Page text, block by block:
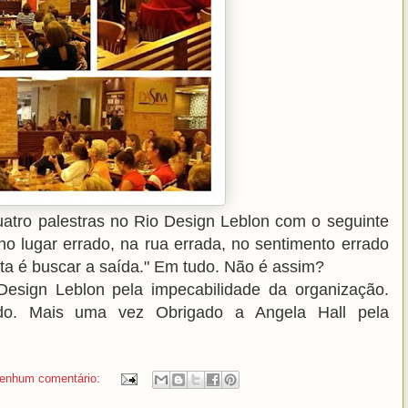
palestras no Rio Design Leblon com o seguinte
lugar errado, na rua errada, no sentimento errado
é buscar a saída." Em tudo. Não é assim?
Leblon pela impecabilidade da organização.
Mais uma vez Obrigado a Angela Hall pela
comentário: